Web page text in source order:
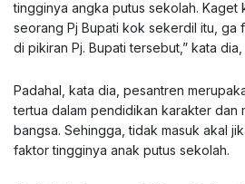
tingginya angka putus sekolah.
seorang Pj Bupati kok sekerdil itu, ga
di pikiran Pj. Bupati tersebut,” kata
Padahal, kata dia, pesantren
tertua dalam pendidikan karakter dan
bangsa. Sehingga, tidak masuk akal
faktor tingginya anak putus sekolah.